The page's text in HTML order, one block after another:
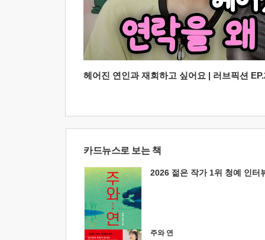
헤어진 연인과 재회하고 싶어요 | 러브픽션
카드뉴스로 보는 책
2026 젊은 작가 1위 청예 인터
주와 연